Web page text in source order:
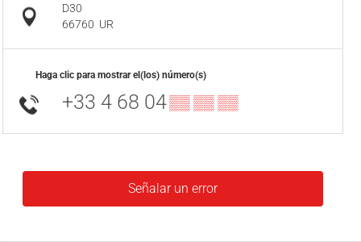
D30
66760 UR
Haga clic para mostrar el(los) número(s)
+33 4 68 04▒▒ ▒▒ ▒▒
Señalar un error